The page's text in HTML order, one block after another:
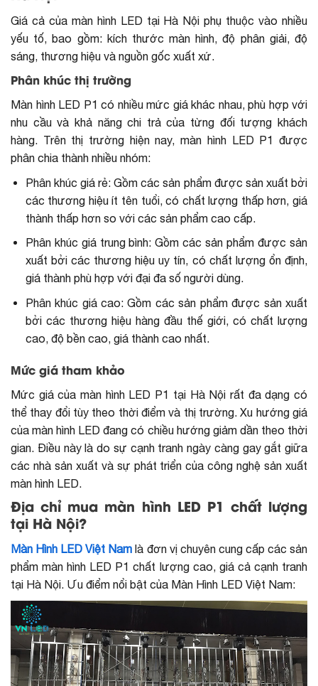
Giá cả của màn hình LED tại Hà Nội phụ thuộc vào nhiều
yếu tố, bao gồm: kích thước màn hình, độ phân giải, độ
sáng, thương hiệu và nguồn gốc xuất xứ.
Phân khúc thị trường
Màn hình LED P1 có nhiều mức giá khác nhau, phù hợp với
nhu cầu và khả năng chi trả của từng đối tượng khách
hàng. Trên thị trường hiện nay, màn hình LED P1 được
phân chia thành nhiều nhóm:
Phân khúc giá rẻ: Gồm các sản phẩm được sản xuất bởi
các thương hiệu ít tên tuổi, có chất lượng thấp hơn, giá
thành thấp hơn so với các sản phẩm cao cấp.
Phân khúc giá trung bình: Gồm các sản phẩm được sản
xuất bởi các thương hiệu uy tín, có chất lượng ổn định,
giá thành phù hợp với đại đa số người dùng.
Phân khúc giá cao: Gồm các sản phẩm được sản xuất
bởi các thương hiệu hàng đầu thế giới, có chất lượng
cao, độ bền cao, giá thành cao nhất.
Mức giá tham khảo
Mức giá của màn hình LED P1 tại Hà Nội rất đa dạng có
thể thay đổi tùy theo thời điểm và thị trường. Xu hướnggiá
của màn hình LEDđang có chiều hướng giảm dần theo thời
gian. Điều này là do sự cạnh tranh ngày càng gay gắt giữa
các nhà sản xuất và sự phát triển của công nghệ sản xuất
màn hình LED.
Địa chỉ mua màn hình LED P1 chất lượng
tại Hà Nội?
Màn Hình LED Việt Nam là đơn vị chuyên cung cấp các sản
phẩm màn hình LED P1 chất lượng cao, giá cả cạnh tranh
tại Hà Nội. Ưu điểm nổi bật của Màn Hình LED Việt Nam: